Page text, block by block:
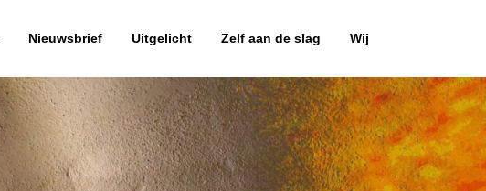
Nieuwsbrief Uitgelicht Zelf aan de slag Wij